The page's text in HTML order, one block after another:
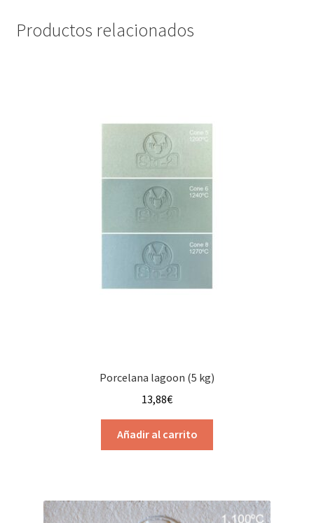
Productos relacionados
Porcelana lagoon (5 kg)
13,88€
Añadir al carrito